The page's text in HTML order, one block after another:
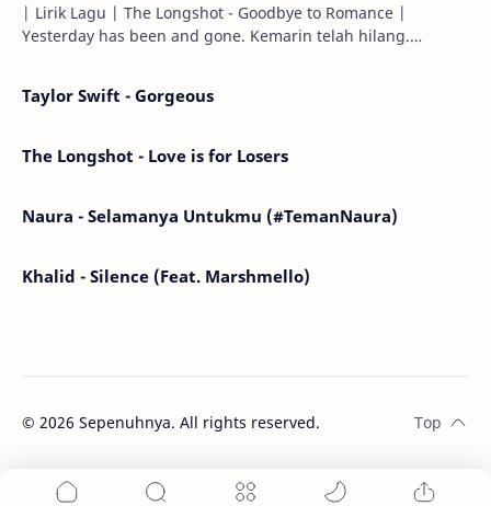
| Lirik Lagu | The Longshot - Goodbye to Romance |
Yesterday has been and gone. Kemarin telah hilang.
Taylor Swift - Gorgeous
The Longshot - Love is for Losers
Naura - Selamanya Untukmu (#TemanNaura)
Khalid - Silence (Feat. Marshmello)
© 2026 Sepenuhnya. All rights reserved.